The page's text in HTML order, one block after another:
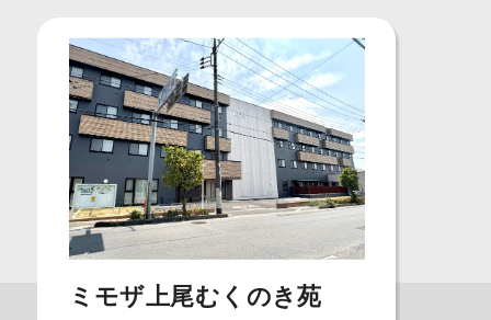
ミモザ上尾むくのき苑